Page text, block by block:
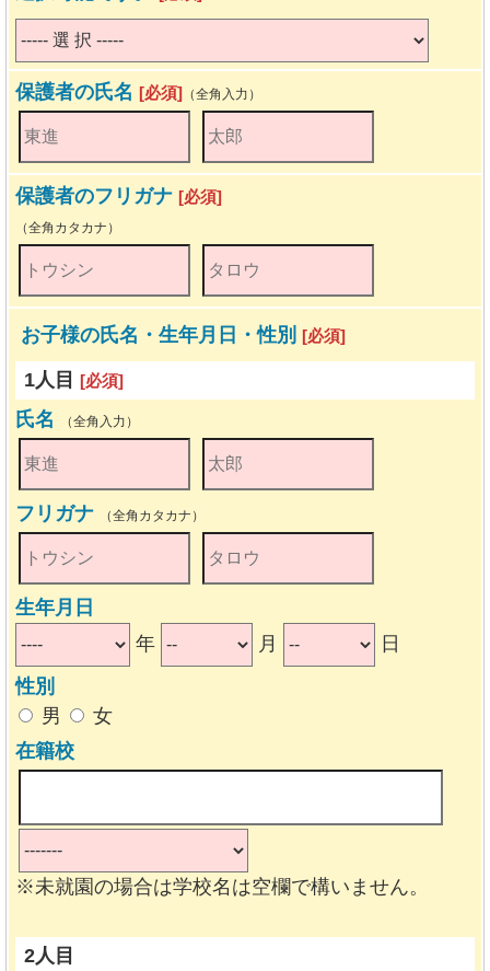
保護者の氏名 [必須] （全角入力）
保護者のフリガナ [必須]
（全角カタカナ）
お子様の氏名・生年月日・性別 [必須]
1人目 [必須]
氏名 （全角入力）
フリガナ （全角カタカナ）
生年月日
年
月
日
性別
男
女
在籍校
※未就園の場合は学校名は空欄で構いません。
2人目